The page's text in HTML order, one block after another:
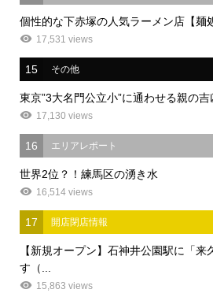
個性的な下赤塚の人気ラーメン店【麺
17,531 views
15 その他
東京”3大名門公立小”に通わせる親の吉
17,130 views
16 エリアレポート
世界2位？！練馬区の湧き水
16,514 views
17 開店閉店情報
【新規オープン】石神井公園駅に「来
す（...
15,863 views